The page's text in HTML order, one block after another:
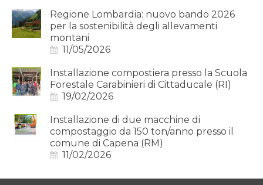
Regione Lombardia: nuovo bando 2026
per la sostenibilità degli allevamenti
montani
11/05/2026
Installazione compostiera presso la Scuola
Forestale Carabinieri di Cittaducale (RI)
19/02/2026
Installazione di due macchine di
compostaggio da 150 ton/anno presso il
comune di Capena (RM)
11/02/2026